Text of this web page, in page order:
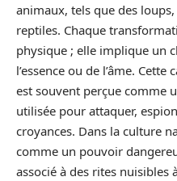
animaux, tels que des
reptiles. Chaque
physique ; elle implique un
l’essence ou de l’âme.
est souvent perçue comme
utilisée pour attaquer,
croyances. Dans la culture
comme un pouvoir
associé à des rites nuisibles